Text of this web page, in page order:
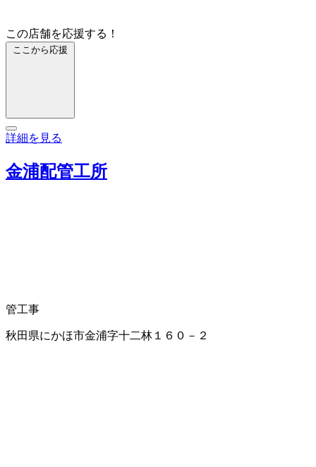
この店舗を応援する！
ここから応援
詳細を見る
金浦配管工所
管工事
秋田県にかほ市金浦字十二林１６０－２